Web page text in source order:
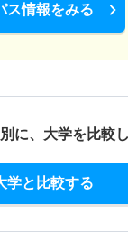
ス情報をみる
に、 大学を比較
学と比較する